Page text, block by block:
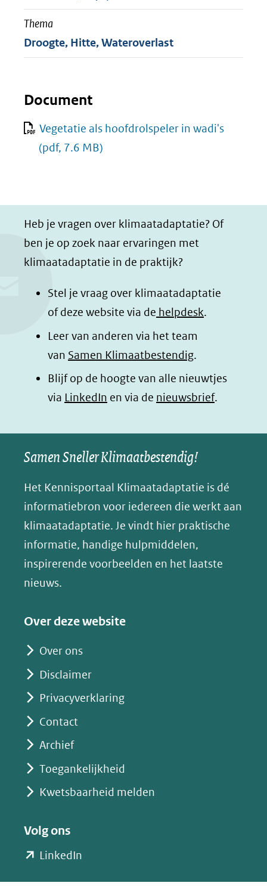
Thema
Droogte, Hitte, Wateroverlast
Document
Vegetatie als hoofdrolspeler in wadi's
(pdf, 7.6 MB)
Heb je vragen over klimaatadaptatie? Of
ben je op zoek naar ervaringen met
klimaatadaptatie in de praktijk?
Stel je vraag over klimaatadaptatie
of deze website via de helpdesk.
Leer van anderen via het team
van Samen Klimaatbestendig.
Blijf op de hoogte van alle nieuwtjes
via LinkedIn (opent
nieuw
venster)
naar
een
andere
website)
en via de nieuwsbrief.
Samen Sneller Klimaatbestendig!
Het Kennisportaal Klimaatadaptatie is dé
informatiebron voor iedereen die werkt aan
klimaatadaptatie. Je vindt hier praktische
informatie, handige hulpmiddelen,
inspirerende voorbeelden en het laatste
nieuws.
Over deze website
Over ons
Disclaimer
Privacyverklaring
Contact
Archief
Toegankelijkheid
Kwetsbaarheid melden
Volg ons
LinkedIn